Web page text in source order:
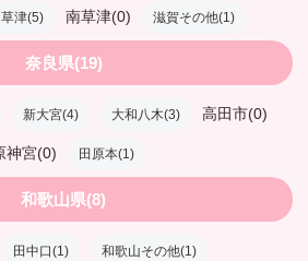
草津(5) 南草津(0) 滋賀その他(1)
奈良県(19)
新大宮(4) 大和八木(3) 高田市(0)
神宮(0) 田原本(1)
和歌山県(8)
田中口(1) 和歌山その他(1)